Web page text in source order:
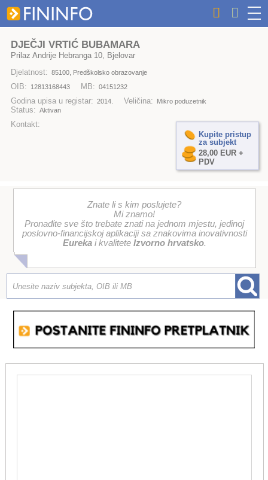
DJEČJI VRTIĆ BUBAMARA
Prilaz Andrije Hebranga 10, Bjelovar
Djelatnost: 85100, Predškolsko obrazovanje
OIB: 12813168443 MB: 04151232
Godina upisa u registar: 2014. Veličina: Mikro poduzetnik
Status: Aktivan
Kontakt:
Kupite pristup
za subjekt
28,00 EUR +
PDV
Znate li s kim poslujete?
Mi znamo!
Pronađite sve što trebate znati na jednom mjestu, jedinoj
poslovno-financijskoj aplikaciji sa znakovima inovativnosti
Eurekai kvalitete Izvorno hrvatsko.